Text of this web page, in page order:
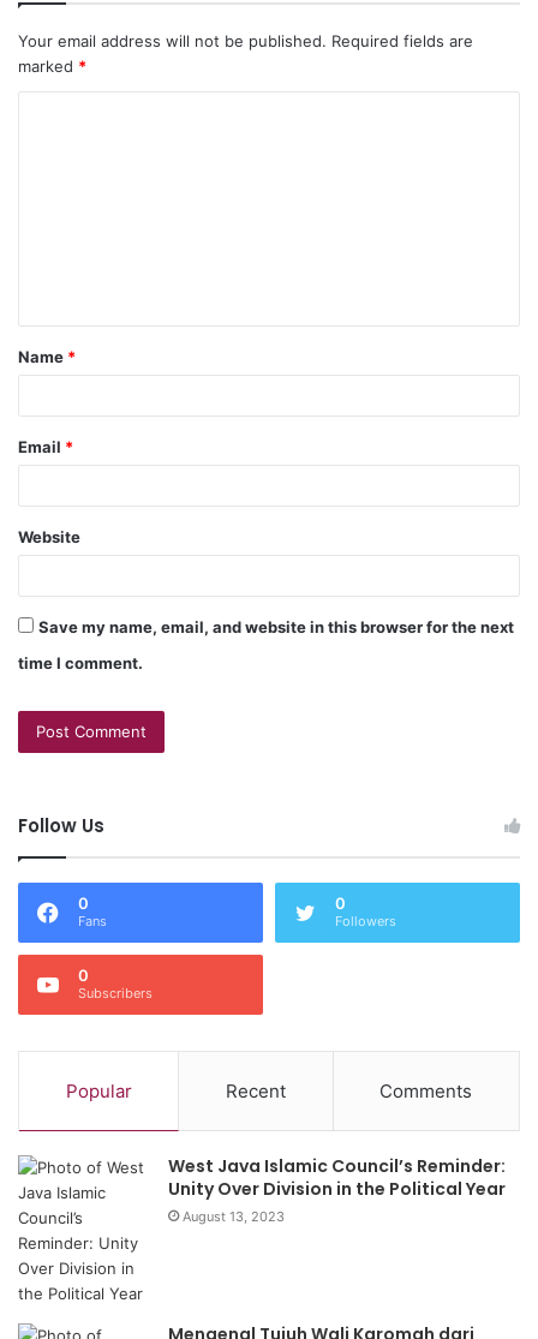
Your email address will not be published. Required fields are
marked *
Name *
Email *
Website
Save my name, email, and website in this browser for the next
time I comment.
Follow Us
0
Fans
0
Followers
0
Subscribers
Popular Recent Comments
West Java Islamic Council’s Reminder:
Unity Over Division in the Political Year
August 13, 2023
Mengenal Tujuh Wali Karomah dari